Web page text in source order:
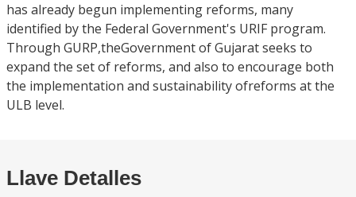
has already begun implementing reforms, many
identified by the Federal Government's URIF program.
Through GURP,theGovernment of Gujarat seeks to
expand the set of reforms, and also to encourage both
the implementation and sustainability ofreforms at the
ULB level.
Llave Detalles